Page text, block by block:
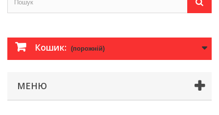
Кошик: (порожній)
МЕНЮ